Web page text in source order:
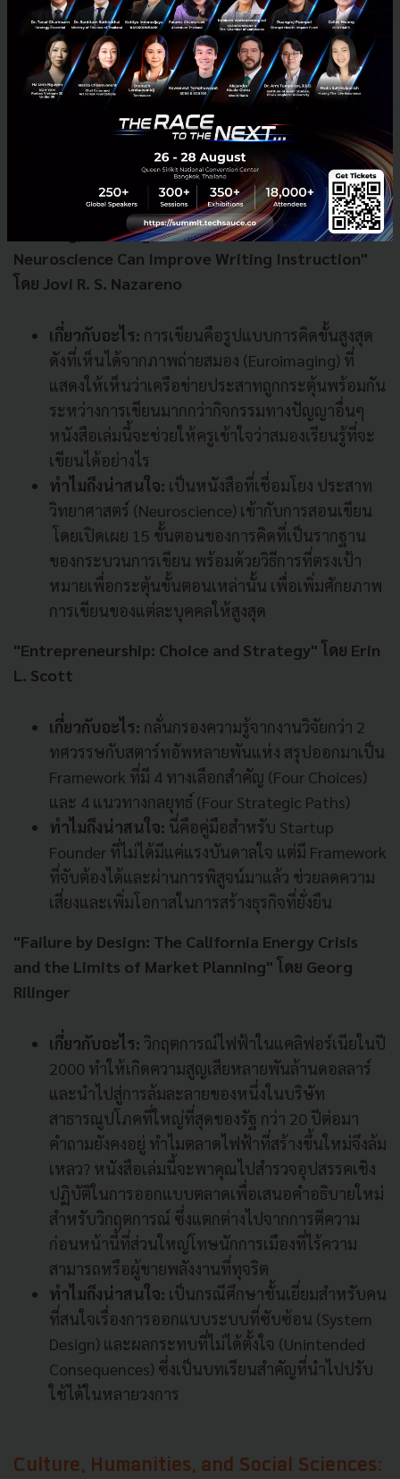
เป็นแหล่งรวมนักวิจัย ผู้ประกอบการ และนักลงทุน
ทั่วโลก
ทำไมถึงน่าสนใจ:เหมาะสำหรับผู้บริหารและผู้นำ
องค์กรที่กำลังมองหาวิธีแก้ปัญหาใหญ่ นั่นคือ จะ
สร้างนวัตกรรมให้เร็วทันโลกได้อย่างไร? หนังสือเล่ม
นี้นำเสนอแนวทางปฏิบัติในการดึงทรัพยากรจาก
"ระบบนิเวศนวัตกรรม" ภายนอก ซึ่งเป็นกลยุทธ์ที่
จำเป็นอย่างยิ่งในปัจจุบัน
"Writing, Thinking, and the Brain: How
Neuroscience Can Improve Writing Instruction"
โดย Jovi R. S. Nazareno
เกี่ยวกับอะไร: การเขียนคือรูปแบบการคิดขั้นสูงสุด
ดังที่เห็นได้จากภาพถ่ายสมอง (Euroimaging) ที่
แสดงให้เห็นว่าเครือข่ายประสาทถูกกระตุ้นพร้อมกัน
ระหว่างการเขียนมากกว่ากิจกรรมทางปัญญาอื่นๆ
หนังสือเล่มนี้จะช่วยให้ครูเข้าใจว่าสมองเรียนรู้ที่จะ
เขียนได้อย่างไร
ทำไมถึงน่าสนใจ: เป็นหนังสือที่เชื่อมโยง ประสาท
วิทยาศาสตร์ (Neuroscience) เข้ากับการสอนเขียน
โดยเปิดเผย 15 ขั้นตอนของการคิดที่เป็นรากฐาน
ของกระบวนการเขียน พร้อมด้วยวิธีการที่ตรงเป้า
หมายเพื่อกระตุ้นขั้นตอนเหล่านั้น เพื่อเพิ่มศักยภาพ
การเขียนของแต่ละบุคคลให้สูงสุด
"Entrepreneurship: Choice and Strategy" โดย Erin
L. Scott
เกี่ยวกับอะไร: กลั่นกรองความรู้จากงานวิจัยกว่า 2
ทศวรรษกับสตาร์ทอัพหลายพันแห่ง สรุปออกมาเป็น
Framework ที่มี 4 ทางเลือกสำคัญ (Four Choices)
และ 4 แนวทางกลยุทธ์ (Four Strategic Paths)
ทำไมถึงน่าสนใจ: นี่คือคู่มือสำหรับ Startup
Founder ที่ไม่ได้มีแค่แรงบันดาลใจ แต่มี Framework
ที่จับต้องได้และผ่านการพิสูจน์มาแล้ว ช่วยลดความ
เสี่ยงและเพิ่มโอกาสในการสร้างธุรกิจที่ยั่งยืน
"Failure by Design: The California Energy Crisis
and the Limits of Market Planning" โดย Georg
Rilinger
เกี่ยวกับอะไร: วิกฤตการณ์ไฟฟ้าในแคลิฟอร์เนียในปี
2000 ทำให้เกิดความสูญเสียหลายพันล้านดอลลาร์
และนำไปสู่การล้มละลายของหนึ่งในบริษัท
สาธารณูปโภคที่ใหญ่ที่สุดของรัฐ กว่า 20 ปีต่อมา
คำถามยังคงอยู่ ทำไมตลาดไฟฟ้าที่สร้างขึ้นใหม่จึงล้ม
เหลว? หนังสือเล่มนี้จะพาคุณไปสำรวจอุปสรรคเชิง
ปฏิบัติในการออกแบบตลาดเพื่อเสนอคำอธิบายใหม่
สำหรับวิกฤตการณ์ ซึ่งแตกต่างไปจากการตีความ
ก่อนหน้านี้ที่ส่วนใหญ่โทษนักการเมืองที่ไร้ความ
สามารถหรือผู้ขายพลังงานที่ทุจริต
ทำไมถึงน่าสนใจ: เป็นกรณีศึกษาชั้นเยี่ยมสำหรับคน
ที่สนใจเรื่องการออกแบบระบบที่ซับซ้อน (System
Design) และผลกระทบที่ไม่ได้ตั้งใจ (Unintended
Consequences) ซึ่งเป็นบทเรียนสำคัญที่นำไปปรับ
ใช้ได้ในหลายวงการ
Culture, Humanities, and Social Sciences: